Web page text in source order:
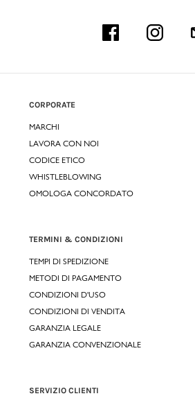
CORPORATE
MARCHI
LAVORA CON NOI
CODICE ETICO
WHISTLEBLOWING
OMOLOGA CONCORDATO
TERMINI & CONDIZIONI
TEMPI DI SPEDIZIONE
METODI DI PAGAMENTO
CONDIZIONI D'USO
CONDIZIONI DI VENDITA
GARANZIA LEGALE
GARANZIA CONVENZIONALE
SERVIZIO CLIENTI